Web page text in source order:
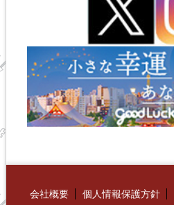
会社概要 個人情報保護方針